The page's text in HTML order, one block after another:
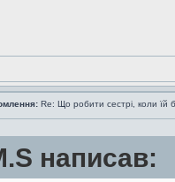
Re: Що робити сестрі, коли їй
написав: